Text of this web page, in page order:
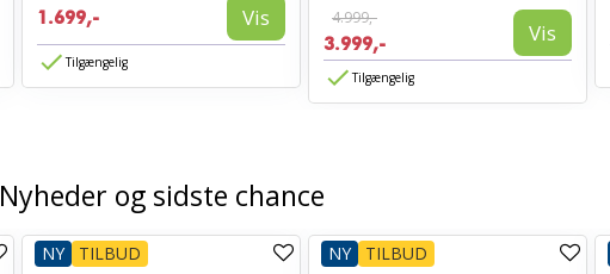
1.699,- Vis
Tilgængelig
4.999,-
3.999,- Vis
Tilgængelig
Nyheder og sidste chance
NY TILBUD NY TILBUD